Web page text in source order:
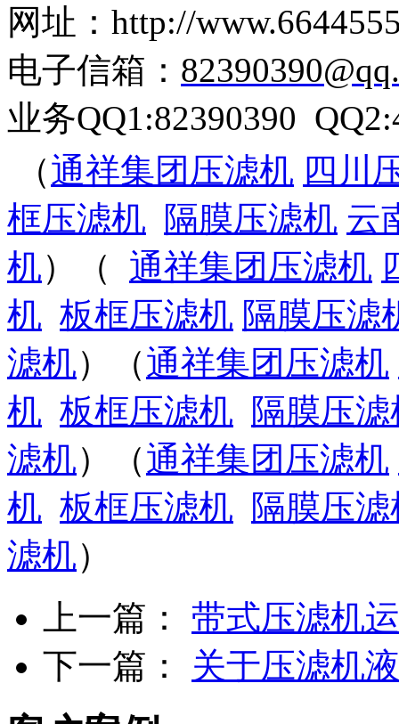
网址： http://
电子信箱 ：
业务QQ1:82390390
（通祥集团压滤机 四川
框压滤机 隔膜压滤机 云
机）（ 通祥集团压滤机
机 板框压滤机 隔膜压滤
滤机）（通祥集团压滤机
机 板框压滤机 隔膜压滤
滤机）（通祥集团压滤机
机 板框压滤机 隔膜压滤
滤机）
上一篇： 带式压滤机
下一篇： 关于压滤机